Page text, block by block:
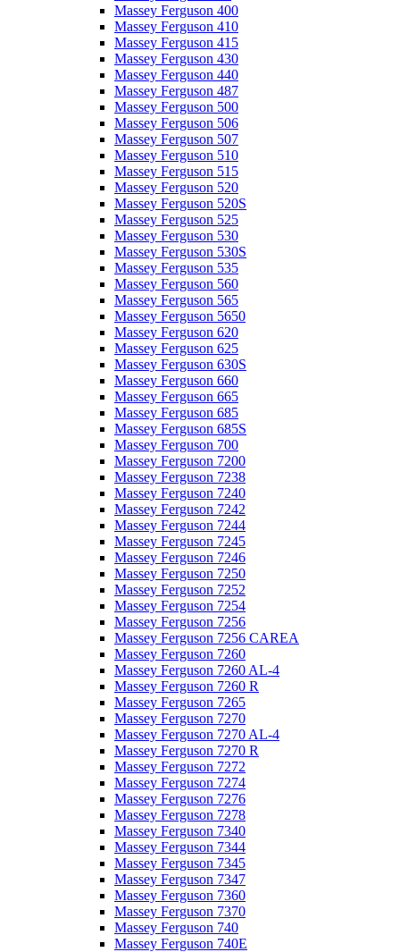
Massey Ferguson 400
Massey Ferguson 410
Massey Ferguson 415
Massey Ferguson 430
Massey Ferguson 440
Massey Ferguson 487
Massey Ferguson 500
Massey Ferguson 506
Massey Ferguson 507
Massey Ferguson 510
Massey Ferguson 515
Massey Ferguson 520
Massey Ferguson 520S
Massey Ferguson 525
Massey Ferguson 530
Massey Ferguson 530S
Massey Ferguson 535
Massey Ferguson 560
Massey Ferguson 565
Massey Ferguson 5650
Massey Ferguson 620
Massey Ferguson 625
Massey Ferguson 630S
Massey Ferguson 660
Massey Ferguson 665
Massey Ferguson 685
Massey Ferguson 685S
Massey Ferguson 700
Massey Ferguson 7200
Massey Ferguson 7238
Massey Ferguson 7240
Massey Ferguson 7242
Massey Ferguson 7244
Massey Ferguson 7245
Massey Ferguson 7246
Massey Ferguson 7250
Massey Ferguson 7252
Massey Ferguson 7254
Massey Ferguson 7256
Massey Ferguson 7256 CAREA
Massey Ferguson 7260
Massey Ferguson 7260 AL-4
Massey Ferguson 7260 R
Massey Ferguson 7265
Massey Ferguson 7270
Massey Ferguson 7270 AL-4
Massey Ferguson 7270 R
Massey Ferguson 7272
Massey Ferguson 7274
Massey Ferguson 7276
Massey Ferguson 7278
Massey Ferguson 7340
Massey Ferguson 7344
Massey Ferguson 7345
Massey Ferguson 7347
Massey Ferguson 7360
Massey Ferguson 7370
Massey Ferguson 740
Massey Ferguson 740E